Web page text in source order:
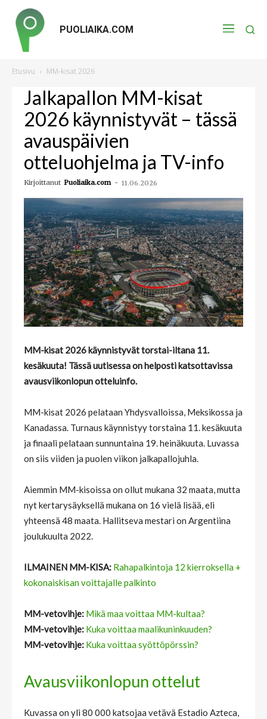
PUOLIAIKA.COM
Etusivu MM-kisat 2026
Jalkapallon MM-kisat
2026 käynnistyvät – tässä
avauspäivien
otteluohjelma ja TV-info
Kirjoittanut Puoliaika.com - 11.06.2026
MM-kisat 2026 käynnistyvät torstai-iltana 11.
kesäkuuta! Tässä uutisessa on helposti katsottavissa
avausviikonlopun otteluinfo.
MM-kisat 2026 pelataan Yhdysvalloissa, Meksikossa ja
Kanadassa. Turnaus käynnistyy torstaina 11. kesäkuuta
ja finaali pelataan sunnuntaina 19. heinäkuuta. Luvassa
on siis viiden ja puolen viikon jalkapallojuhla.
Aiemmin MM-kisoissa on ollut mukana 32 maata, mutta
nyt kertarysäyksellä mukana on 16 vielä lisää, eli
yhteensä 48 maata. Hallitseva mestari on Argentiina
joulukuulta 2022.
ILMAINEN MM-KISA: Rahapalkintoja 12 kierroksella +
kokonaiskisan voittajalle palkinto
MM-vetovihje: Mikä maa voittaa MM-kultaa?
MM-vetovihje: Kuka voittaa maalikuninkuuden?
MM-vetovihje: Kuka voittaa syöttöpörssin?
Avausviikonlopun ottelut
Kuvassa on yli 80 000 katsojaa vetävä Estadio Azteca,